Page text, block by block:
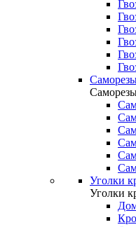
Уголки
Уголки